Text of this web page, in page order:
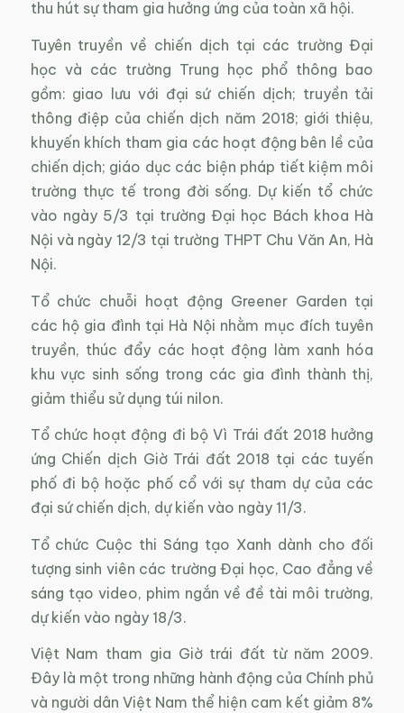
thu hút sự tham gia hưởng ứng của toàn xã hội.
Tuyên truyền về chiến dịch tại các trường Đại
học và các trường Trung học phổ thông bao
gồm: giao lưu với đại sứ chiến dịch; truyền tải
thông điệp của chiến dịch năm 2018; giới thiệu,
khuyến khích tham gia các hoạt động bên lề của
chiến dịch; giáo dục các biện pháp tiết kiệm môi
trường thực tế trong đời sống. Dự kiến tổ chức
vào ngày 5/3 tại trường Đại học Bách khoa Hà
Nội và ngày 12/3 tại trường THPT Chu Văn An, Hà
Nội.
Tổ chức chuỗi hoạt động Greener Garden tại
các hộ gia đình tại Hà Nội nhằm mục đích tuyên
truyền, thúc đẩy các hoạt động làm xanh hóa
khu vực sinh sống trong các gia đình thành thị,
giảm thiểu sử dụng túi nilon.
Tổ chức hoạt động đi bộ Vì Trái đất 2018 hưởng
ứng Chiến dịch Giờ Trái đất 2018 tại các tuyến
phố đi bộ hoặc phố cổ với sự tham dự của các
đại sứ chiến dịch, dự kiến vào ngày 11/3.
Tổ chức Cuộc thi Sáng tạo Xanh dành cho đối
tượng sinh viên các trường Đại học, Cao đẳng về
sáng tạo video, phim ngắn về đề tài môi trường,
dự kiến vào ngày 18/3.
Việt Nam tham gia Giờ trái đất từ năm 2009.
Đây là một trong những hành động của Chính phủ
và người dân Việt Nam thể hiện cam kết giảm 8%